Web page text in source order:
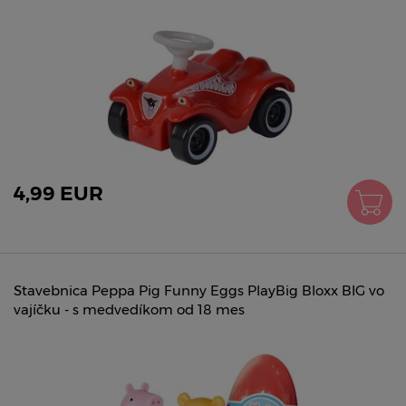
4,99 EUR
Stavebnica Peppa Pig Funny Eggs PlayBig Bloxx BIG vo
vajíčku - s medvedíkom od 18 mes